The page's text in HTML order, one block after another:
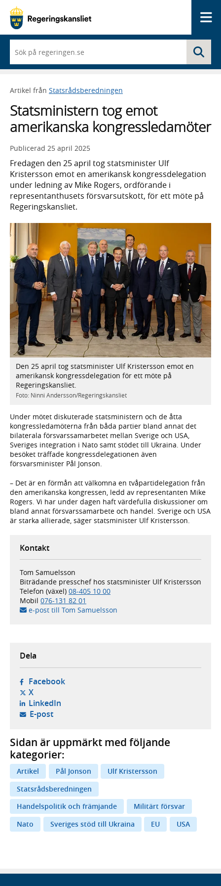
du
börjar
skriva
framträder
lista
med
sökförslag
Artikel från Statsrådsberedningen
Statsministern tog emot
amerikanska kongressledamöter
Publicerad 25 april 2025
Fredagen den 25 april tog statsminister Ulf
Kristersson emot en amerikansk kongressdelegation
under ledning av Mike Rogers, ordförande i
representanthusets försvarsutskott, för ett möte på
Regeringskansliet.
Den 25 april tog statsminister Ulf Kristersson emot en
amerikansk kongressdelegation för ett möte på
Regeringskansliet.
Foto: Ninni Andersson/Regeringskansliet
Under mötet diskuterade statsministern och de åtta
kongressledamöterna från båda partier bland annat det
bilaterala försvarssamarbetet mellan Sverige och USA,
Sveriges integration i Nato samt stödet till Ukraina. Under
besöket träffade kongressdelegationen även
försvarsminister Pål Jonson.
– Det är en förmån att välkomna en tvåpartidelegation från
den amerikanska kongressen, ledd av representanten Mike
Rogers. Vi har under dagen haft värdefulla diskussioner om
bland annat försvarssamarbete och handel. Sverige och USA
är starka allierade, säger statsminister Ulf Kristersson.
Kontakt
Tom Samuelsson
Biträdande presschef hos statsminister Ulf Kristersson
Telefon (växel) 08-405 10 00
Mobil 076-131 82 01
e-post till Tom Samuelsson
Dela
Facebook- öppnas i ny flik, extern webbplats,
X- öppnas i ny flik, extern webbplats,
LinkedIn- öppnas i ny flik, extern webbplats,
E-post- öppnar din e-postklient,
Sidan är uppmärkt med följande
kategorier:
Artikel Pål Jonson
Ulf Kristersson
Statsrådsberedningen
Handelspolitik och främjande
Militärt försvar
Nato
Sveriges stöd till Ukraina EU USA